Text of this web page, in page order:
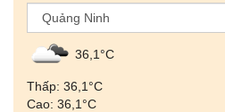
36,1°С
Thấp: 36,1°С
Cao: 36,1°С